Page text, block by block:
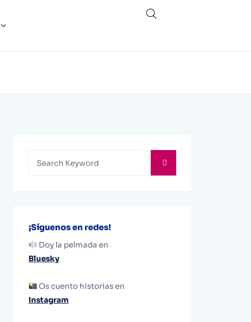
¡Síguenos en redes!
Doy la pelmada en
Bluesky
Os cuento historias en
Instagram